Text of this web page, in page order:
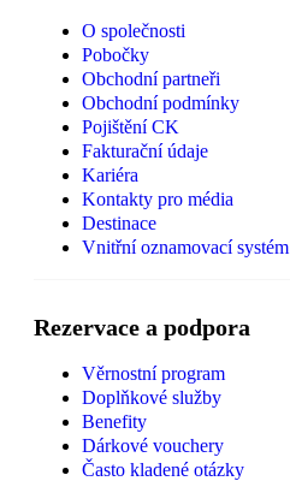
O společnosti
Pobočky
Obchodní partneři
Obchodní podmínky
Pojištění CK
Fakturační údaje
Kariéra
Kontakty pro média
Destinace
Vnitřní oznamovací systém
Rezervace a podpora
Věrnostní program
Doplňkové služby
Benefity
Dárkové vouchery
Často kladené otázky